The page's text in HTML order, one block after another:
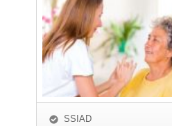
SSIAD